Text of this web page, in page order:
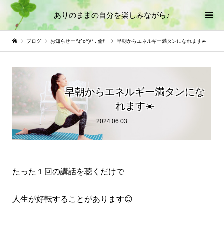
ありのままの自分を楽しみながら♪
ブログ お知らせー*\(^o^)/* 倫理 早朝からエネルギー満タンになれます☀️
早朝からエネルギー満タンにな
れます☀️
2024.06.03
たった１回の講話を聴くだけで
人生が好転することがあります😊